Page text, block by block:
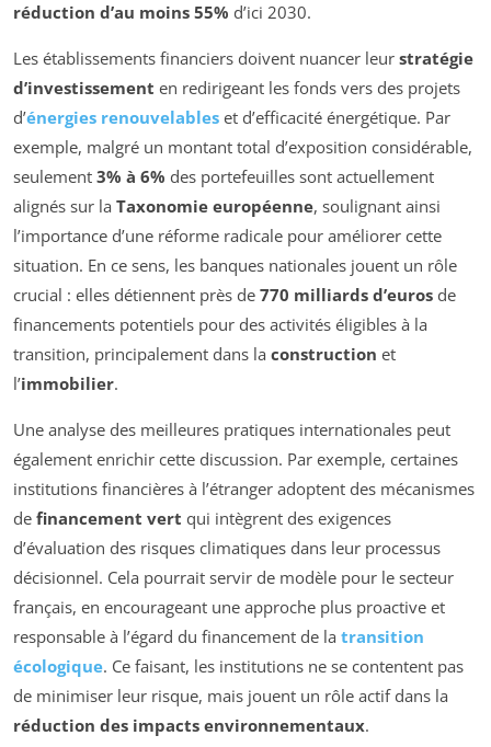
réduction d’au moins 55% d’ici 2030.
Les établissements financiers doivent nuancer leur stratégie
d’investissement en redirigeant les fonds vers des projets
d’énergies renouvelables et d’efficacité énergétique. Par
exemple, malgré un montant total d’exposition considérable,
seulement 3% à 6% des portefeuilles sont actuellement
alignés sur la Taxonomie européenne, soulignant ainsi
l’importance d’une réforme radicale pour améliorer cette
situation. En ce sens, les banques nationales jouent un rôle
crucial : elles détiennent près de 770 milliards d’euros de
financements potentiels pour des activités éligibles à la
transition, principalement dans la construction et
l’immobilier.
Une analyse des meilleures pratiques internationales peut
également enrichir cette discussion. Par exemple, certaines
institutions financières à l’étranger adoptent des mécanismes
de financement vert qui intègrent des exigences
d’évaluation des risques climatiques dans leur processus
décisionnel. Cela pourrait servir de modèle pour le secteur
français, en encourageant une approche plus proactive et
responsable à l’égard du financement de la transition
écologique. Ce faisant, les institutions ne se contentent pas
de minimiser leur risque, mais jouent un rôle actif dans la
réduction des impacts environnementaux.